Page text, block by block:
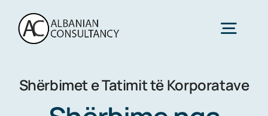
content
Home
Shërbimet e Tatimit të Korporatave